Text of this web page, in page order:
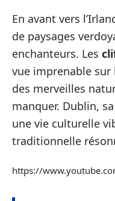
En avant vers
de paysages
enchanteurs. Les
vue imprenable sur
des merveilles
manquer. Dublin,
une vie culturelle
traditionnelle
https://